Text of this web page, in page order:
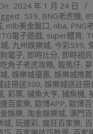
2024 年 1 月 24 日
539, BNG老虎機,
, mlb美金盤口, nba, PNG
電子遊戲, super體育,
, 九州娛樂城, 今彩539,
電子, 即時比分, 即時視
吃角子老虎攻略, 報馬仔,
, 娛樂城優惠, 娛樂城推薦
註冊送300, 娛樂城送註冊
, 彩票, 捕魚大亨, 捕魚機,
百家樂, 歐博APP, 歐博
娛樂, 淘金娛樂城, 澳門
城, 玩運彩, 瘋狂百家樂,